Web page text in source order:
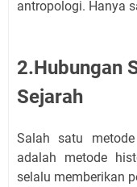
antropologi. Hanya
2.Hubungan
Sejarah
Salah satu
adalah metode
selalu memberikan